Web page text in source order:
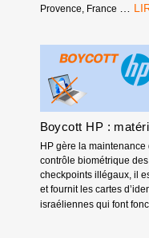
Provence, France …
Boycott HP :
HP gère la maintenance
contrôle biométrique
checkpoints illégaux, il
et fournit les cartes
israéliennes qui font